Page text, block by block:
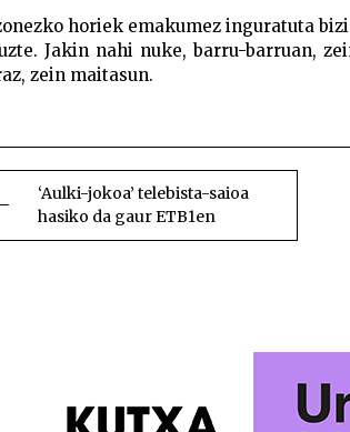
horiek emakumez inguratuta
Jakin nahi nuke, barru-barruan,
zein maitasun.
‘Aulki-jokoa’ telebista-saioa
hasiko da gaur ETB1en